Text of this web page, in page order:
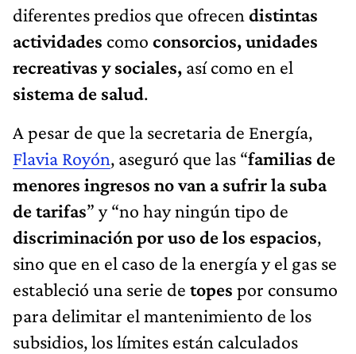
diferentes predios que ofrecen distintas
actividades como consorcios, unidades
recreativas y sociales, así como en el
sistema de salud.
A pesar de que la secretaria de Energía,
Flavia Royón, aseguró que las “familias de
menores ingresos no van a sufrir la suba
de tarifas” y “no hay ningún tipo de
discriminación por uso de los espacios,
sino que en el caso de la energía y el gas se
estableció una serie de topes por consumo
para delimitar el mantenimiento de los
subsidios, los límites están calculados